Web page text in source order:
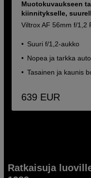
Muotokuvaukseen
kiinnitykselle,
Viltrox AF 56mm f/1,2
Suuri f/1,2-aukko
Nopea ja tarkka
Tasainen ja kaunis
639 EUR
Ratkaisuja